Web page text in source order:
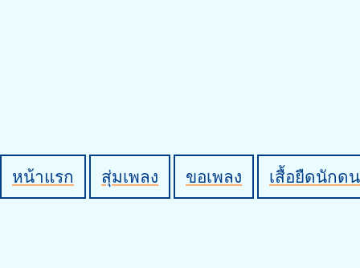
หน้าแรก สุ่มเพลง ขอเพลง เสื้อยืดนักด